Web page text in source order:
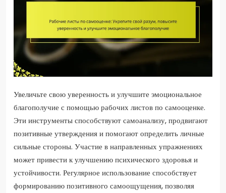
Увеличьте свою уверенность и улучшите эмоциональное
благополучие с помощью рабочих листов по самооценке.
Эти инструменты способствуют самоанализу, продвигают
позитивные утверждения и помогают определить личные
сильные стороны. Участие в направленных упражнениях
может привести к улучшению психического здоровья и
устойчивости. Регулярное использование способствует
формированию позитивного самоощущения, позволяя